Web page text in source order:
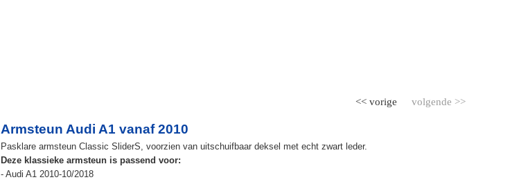
volgende >>
<< vorige
Armsteun Audi A1 vanaf 2010
Pasklare armsteun Classic SliderS, voorzien van uitschuifbaar deksel met echt zwart leder.
Deze klassieke armsteun is passend voor:
- Audi A1 2010-10/2018